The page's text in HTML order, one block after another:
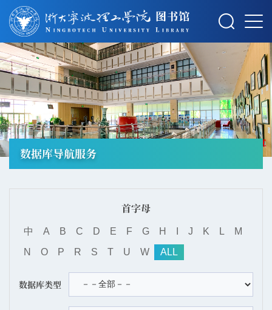
摄影：秋草
数据库导航服务
首字母
中 A B C D E F G H J K L
M
N
O P R S T U W ALL
数据库类型